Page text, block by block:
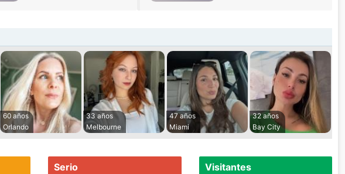
60 años
Orlando
33 años
Melbourne
47 años
Miami
32 años
Bay City
Serio Visitantes